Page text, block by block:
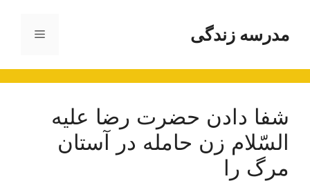
محتوامدرسه زندگی فهرست
شفا دادن حضرت رضا عليه
السّلام زن حامله در آستان
مرگ را